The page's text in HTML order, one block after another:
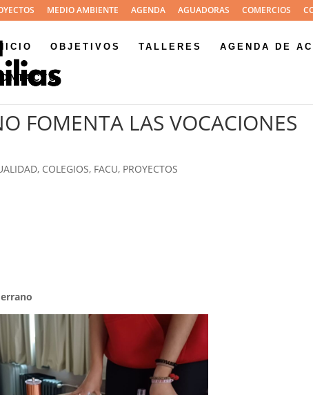
MEDIO AMBIENTE AGENDA AGUADORAS COMERCIOS
OBJETIVOS TALLERES AGENDA DE
FOMENTA LAS VOCACIONES
, COLEGIOS, FACU, PROYECTOS